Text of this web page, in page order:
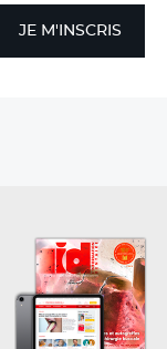
JE M'INSCRIS